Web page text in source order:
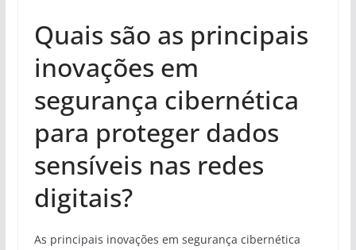
Quais são as principais
inovações em
segurança cibernética
para proteger dados
sensíveis nas redes
digitais?
As principais inovações em segurança cibernética